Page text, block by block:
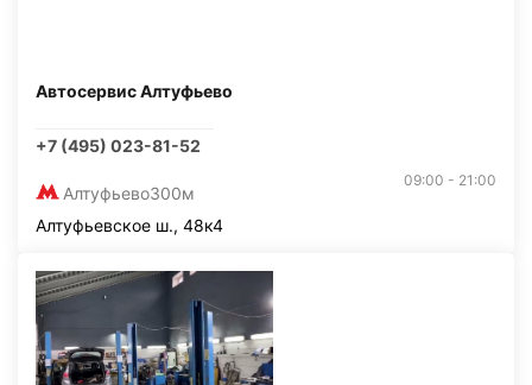
Автосервис Алтуфьево
+7 (495) 023-81-52
Алтуфьево300м
09:00 - 21:00
Алтуфьевское ш., 48к4